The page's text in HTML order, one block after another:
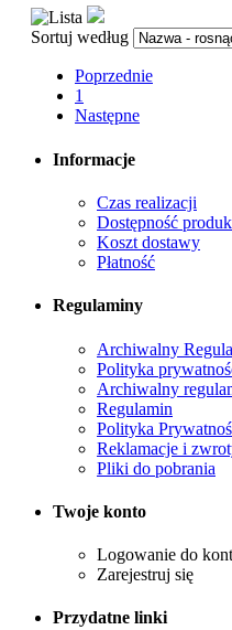
Sortuj według
Poprzednie
1
Następne
Informacje
Czas realizacji
Dostępność
Koszt dostawy
Płatność
Regulaminy
Archiwalny
Polityka
Archiwalny
Regulamin
Polityka
Reklamacje i
Pliki do pobrania
Twoje konto
Logowanie do
Zarejestruj się
Przydatne linki